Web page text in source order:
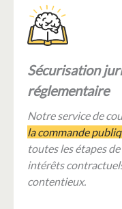
nous vous
%, sans frais
dans des